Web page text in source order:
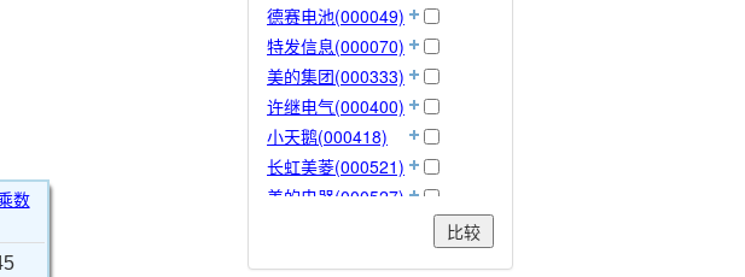
数
德赛电池(000049)
特发信息(000070)
美的集团(000333)
许继电气(000400)
小天鹅(000418)
长虹美菱(000521)
美的电器(000527)
比较